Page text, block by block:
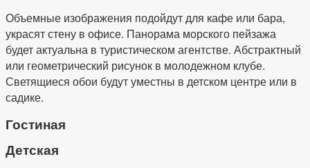
Объемные изображения подойдут для кафе или бара,
украсят стену в офисе. Панорама морского пейзажа
будет актуальна в туристическом агентстве. Абстрактный
или геометрический рисунок в молодежном клубе.
Светящиеся обои будут уместны в детском центре или в
садике.
Гостиная
Детская